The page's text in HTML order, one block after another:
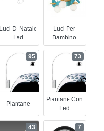
Luci Di Natale
Led
Luci Per
Bambino
Piantane
95
Piantane Con
Led
73
43 7